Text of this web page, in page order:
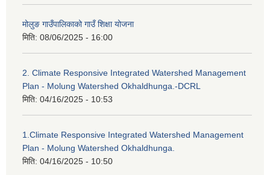
मोलुङ गाउँपालिकाको गाउँ शिक्षा योजना
मिति: 08/06/2025 - 16:00
2. Climate Responsive Integrated Watershed Management
Plan - Molung Watershed Okhaldhunga.-DCRL
मिति: 04/16/2025 - 10:53
1.Climate Responsive Integrated Watershed Management
Plan - Molung Watershed Okhaldhunga.
मिति: 04/16/2025 - 10:50